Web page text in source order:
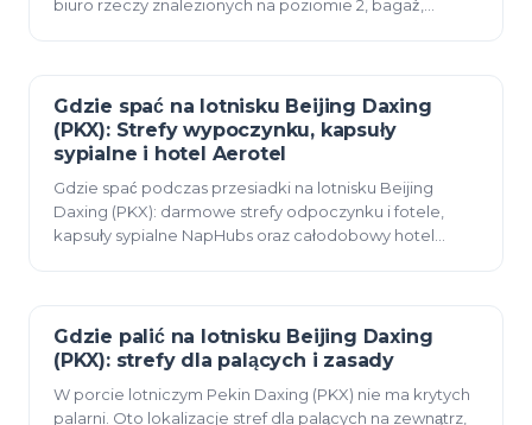
biuro rzeczy znalezionych na poziomie 2, bagaż,
07 czerwca 2026
Gdzie spać na lotnisku Beijing Daxing
(PKX): Strefy wypoczynku, kapsuły
sypialne i hotel Aerotel
Gdzie spać podczas przesiadki na lotnisku Beijing
Daxing (PKX): darmowe strefy odpoczynku i fotele,
kapsuły sypialne NapHubs oraz całodobowy hotel
07 czerwca 2026
Gdzie palić na lotnisku Beijing Daxing
(PKX): strefy dla palących i zasady
W porcie lotniczym Pekin Daxing (PKX) nie ma krytych
palarni. Oto lokalizacje stref dla palących na zewnątrz,